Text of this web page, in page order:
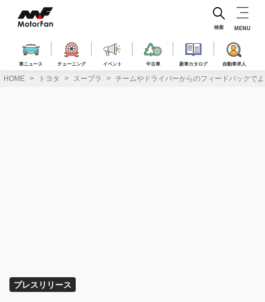
ス
車ニュース チューニング イベント 中古車 新車カタログ 自動車求人
検索 MENU
HOME トヨタ スープラ チームやドライバーからのフィードバックで
プレスリリース